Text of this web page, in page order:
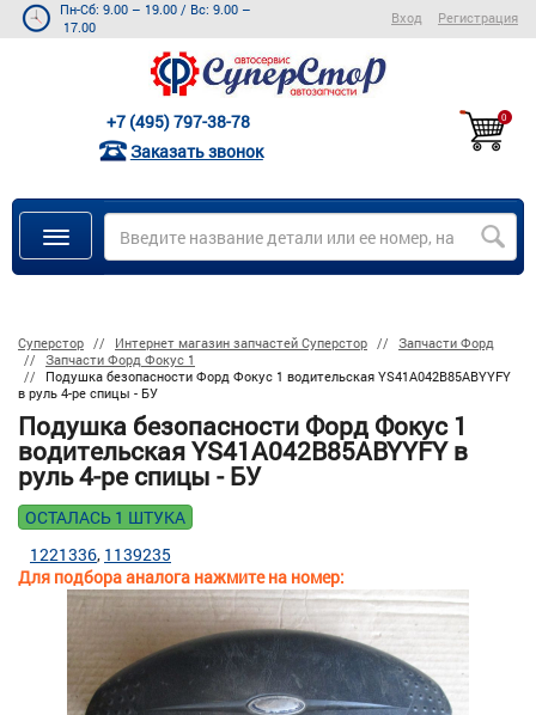
Пн-Сб: 9.00 – 19.00 / Вс: 9.00 –
17.00
Вход Регистрация
+7 (495) 797-38-78
Заказать звонок
0
Суперстор Интернет магазин запчастей Суперстор
Запчасти Форд
Запчасти Форд Фокус 1
Подушка безопасности Форд Фокус 1 водительская YS41A042B85ABYYFY
в руль 4-ре спицы - БУ
Подушка безопасности Форд Фокус 1
водительская YS41A042B85ABYYFY в
руль 4-ре спицы - БУ
ОСТАЛАСЬ 1 ШТУКА
Для подбора аналога нажмите на номер:
1221336 1139235